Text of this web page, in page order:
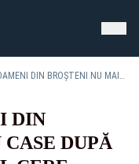
PESTE 600 DE OAMENI DIN BROȘTENI NU MAI AU CASE DUPĂ INUNDAȚII. PRIMARUL CERE AJUTOR: „AVEM NEVOIE DE TOT”
DIN
DUPĂ